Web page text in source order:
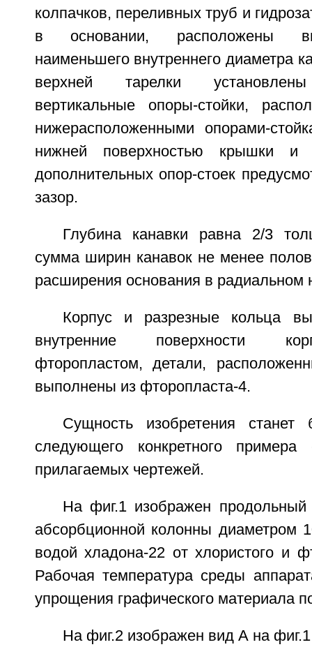
колпачков, переливных труб и
в основании, расположены
наименьшего внутреннего диаметра
верхней тарелки
вертикальные опоры-стойки,
нижерасположенными опорами-
нижней поверхностью крышки и
дополнительных опор-стоек
зазор.
Глубина канавки равна 2/3
сумма ширин канавок не менее
расширения основания в радиальном
Корпус и разрезные кольца
внутренние поверхности
фторопластом, детали,
выполнены из фторопласта-4.
Сущность изобретения станет
следующего конкретного
прилагаемых чертежей.
На фиг.1 изображен продольный
абсорбционной колонны диаметром
водой хладона-22 от хлористого и
Рабочая температура среды
упрощения графического материала
На фиг.2 изображен вид А на